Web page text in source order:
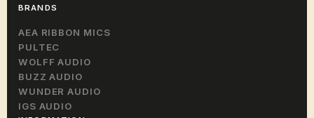
BRANDS
AEA RIBBON MICS
PULTEC
WOLFF AUDIO
BUZZ AUDIO
WUNDER AUDIO
IGS AUDIO